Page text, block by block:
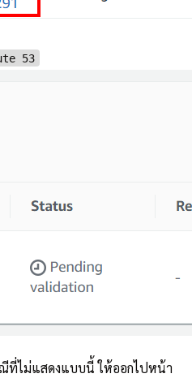
53
ที่ไม่แสดงแบบนี้ ให้ออกไปหน้า